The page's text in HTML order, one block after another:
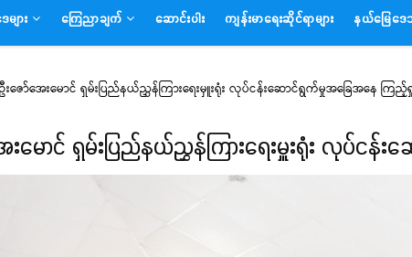
များ ကြေညာချက် ဆောင်းပါး ကျန်းမာရေးဆိုင်ရာများ နယ်မြေဒေ
ဇော်အေးမောင် ရှမ်းပြည်နယ်ညွှန်ကြားရေးမှူးရုံး လုပ်ငန်းဆောင်ရွက်မှုအခြေအနေ ကြည့်
မောင် ရှမ်းပြည်နယ်ညွှန်ကြားရေးမှူးရုံး လုပ်င